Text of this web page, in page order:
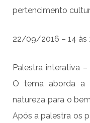
pertencimento
22/09/2016 – 14 às
Palestra interativa
O tema aborda a
natureza para o
Após a palestra os